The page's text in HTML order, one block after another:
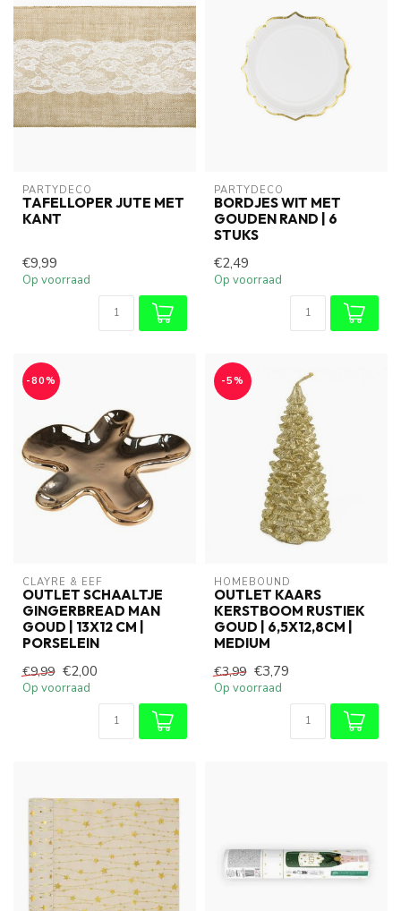
PARTYDECO
TAFELLOPER JUTE MET
KANT
€9,99
Op voorraad
PARTYDECO
BORDJES WIT MET
GOUDEN RAND | 6
STUKS
€2,49
Op voorraad
-80%
CLAYRE & EEF
OUTLET SCHAALTJE
GINGERBREAD MAN
GOUD | 13X12 CM |
PORSELEIN
€9,99 €2,00
Op voorraad
-5%
HOMEBOUND
OUTLET KAARS
KERSTBOOM RUSTIEK
GOUD | 6,5X12,8CM |
MEDIUM
€3,99 €3,79
Op voorraad